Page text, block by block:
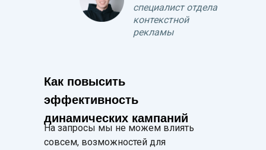
специалист отдела
контекстной
рекламы
На запросы мы не можем влиять
совсем, возможностей для
Как повысить
эффективность
динамических кампаний